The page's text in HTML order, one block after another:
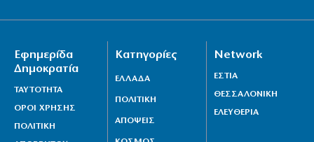
Εφημερίδα
Δημοκρατία
ΤΑΥΤΟΤΗΤΑ
ΟΡΟΙ ΧΡΗΣΗΣ
ΠΟΛΙΤΙΚΗ
Κατηγορίες
ΕΛΛΑΔΑ
ΠΟΛΙΤΙΚΗ
ΑΠΟΨΕΙΣ
Network
ΕΣΤΙΑ
ΘΕΣΣΑΛΟΝΙΚΗ
ΕΛΕΥΘΕΡΙΑ